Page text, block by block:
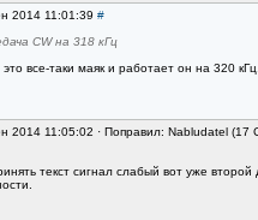
2014 11:01:39 #
CW на 318 кГц
все-таки маяк и работает он на 320
2014 11:05:02 · Поправил: Nabludatel
текст сигнал слабый вот уже